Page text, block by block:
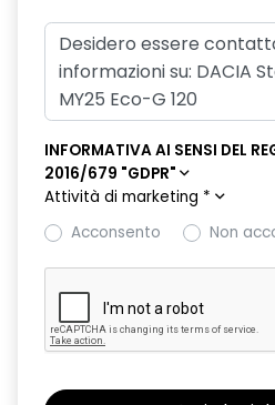
INFORMATIVA AI SENSI DEL
2016/679 "GDPR"
Attività di marketing *
Acconsento
Non